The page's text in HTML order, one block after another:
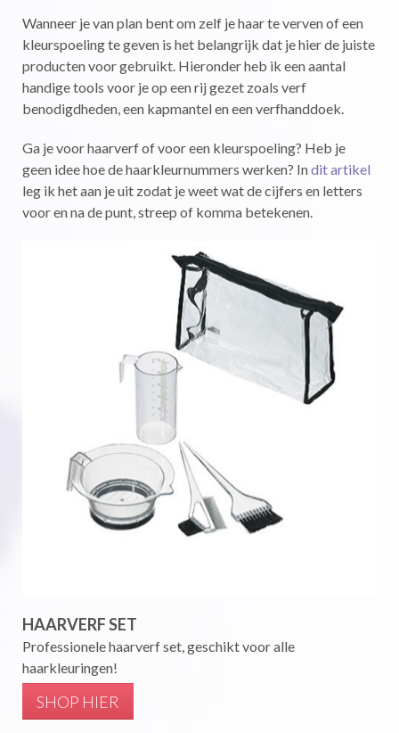
Wanneer je van plan bent om zelf je haar te verven of een
kleurspoeling te geven is het belangrijk dat je hier de juiste
producten voor gebruikt. Hieronder heb ik een aantal
handige tools voor je op een rij gezet zoals verf
benodigdheden, een kapmantel en een verfhanddoek.
Ga je voor haarverf of voor een kleurspoeling? Heb je
geen idee hoe de haarkleurnummers werken? Indit artikel
leg ik het aan je uit zodat je weet wat de cijfers en letters
voor en na de punt, streep of komma betekenen.
HAARVERF SET
Professionele haarverf set, geschikt voor alle
haarkleuringen!
SHOP HIER